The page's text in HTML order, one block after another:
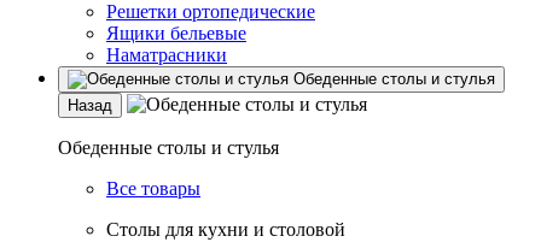
Решетки ортопедические
Ящики бельевые
Наматрасники
Обеденные столы и стулья
Назад
Обеденные столы и стулья
Все товары
Столы для кухни и столовой